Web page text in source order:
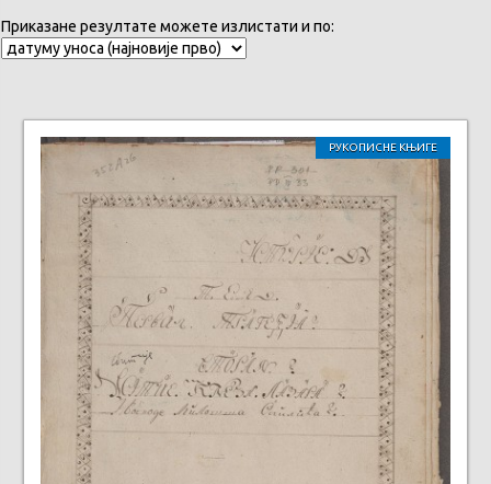
Приказане резултате можете излистати и по:
РУКОПИСНЕ КЊИГЕ